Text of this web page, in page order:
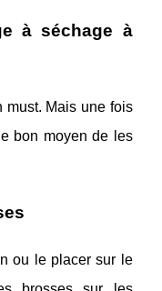
à séchage à
must. Mais une fois
bon moyen de les
ou le placer sur le